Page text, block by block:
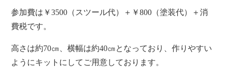
参加費は￥3500（スツール代）＋￥800（塗装代）＋消
費税です。
高さは約70㎝、横幅は約40㎝となっており、作りやすい
ようにキットにしてご用意しております。